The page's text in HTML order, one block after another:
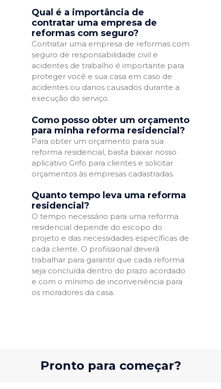
Qual é a importância de
contratar uma empresa de
reformas com seguro?
Contratar uma empresa de reformas com
seguro de responsabilidade civil e
acidentes de trabalho é importante para
proteger você e sua casa em caso de
acidentes ou danos causados durante a
execução do serviço.
Como posso obter um orçamento
para minha reforma residencial?
Para obter um orçamento para sua
reforma residencial, basta baixar nosso
aplicativo Grifo para clientes e solicitar
orçamentos às empresas cadastradas.
Quanto tempo leva uma reforma
residencial?
O tempo necessário para uma reforma
residencial depende do escopo do
projeto e das necessidades específicas de
cada cliente. O profissional deverá
trabalhar para garantir que cada reforma
seja concluída dentro do prazo acordado
e com o mínimo de inconveniência para
os moradores da casa.
Pronto para começar?